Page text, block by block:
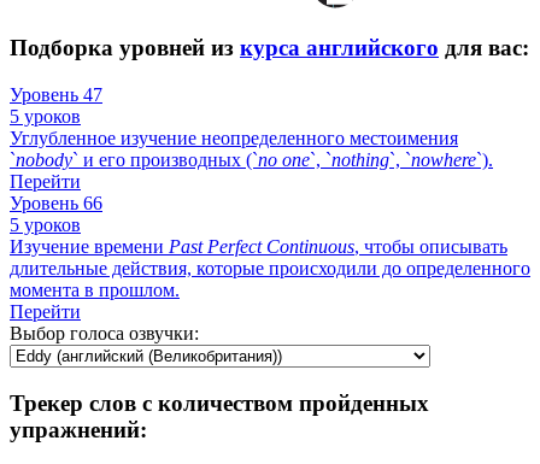
Подборка уровней из курса английского для вас:
Уровень 47
5 уроков
Углубленное изучение неопределенного местоимения
`nobody` и его производных (`no one`, `nothing`, `nowhere`).
Перейти
Уровень 66
5 уроков
Изучение времени Past Perfect Continuous, чтобы описывать
длительные действия, которые происходили до определенного
момента в прошлом.
Перейти
Выбор голоса озвучки:
Трекер слов с количеством пройденных
упражнений: